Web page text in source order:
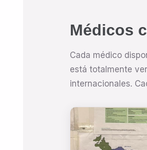
Médicos
Cada médico
está totalmente
internacionales.